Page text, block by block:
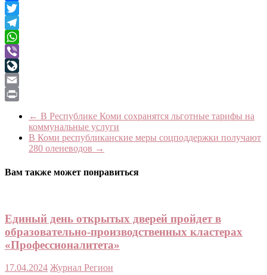
Facebook
Twitter
Telegram
WhatsApp
Viber
LiveJournal
Email
← В Республике Коми сохранятся льготные тарифы на
коммунальные услуги
В Коми республиканские меры соцподдержки получают
280 оленеводов →
Вам также может понравиться
Единый день открытых дверей пройдет в
образовательно-производственных кластерах
«Профессионалитета»
17.04.2024 Журнал Регион